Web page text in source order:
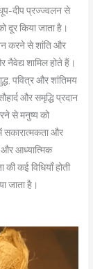
दीप प्रज्ज्वलन से
दूर किया जाता है।
करने से शांति और
शामिल होते हैं।
पवित्र और शांतिमय
और समृद्धि प्रदान
से मनुष्य को
सकारात्मकता और
और आध्यात्मिक
कई विधियाँ होती
जाता है।